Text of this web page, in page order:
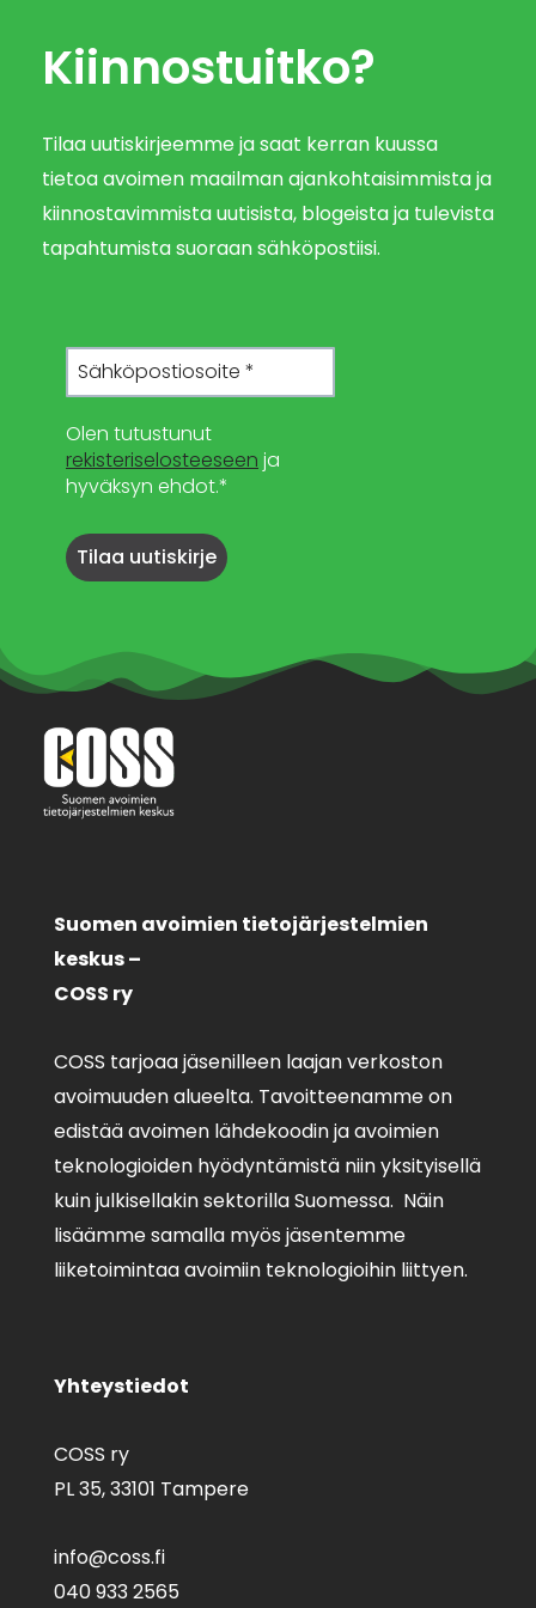
Kiinnostuitko?
Tilaa uutiskirjeemme ja saat kerran kuussa
tietoa avoimen maailman ajankohtaisimmista ja
kiinnostavimmista uutisista, blogeista ja tulevista
tapahtumista suoraan sähköpostiisi.
Olen tutustunut
rekisteriselosteeseen ja
hyväksyn ehdot.*
Suomen avoimien tietojärjestelmien
keskus –
COSS ry
COSS tarjoaa jäsenilleen laajan verkoston
avoimuuden alueelta. Tavoitteenamme on
edistää avoimen lähdekoodin ja avoimien
teknologioiden hyödyntämistä niin yksityisellä
kuin julkisellakin sektorilla Suomessa. Näin
lisäämme samalla myös jäsentemme
liiketoimintaa avoimiin teknologioihin liittyen.
Yhteystiedot
COSS ry
PL 35,33101 Tampere
info@coss.fi
040 933 2565